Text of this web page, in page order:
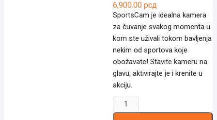
6,900.00 рсд
SportsCam je idealna kamera
za čuvanje svakog momenta u
kom ste uživali tokom bavljenja
nekim od sportova koje
obožavate! Stavite kameru na
glavu, aktivirajte je i krenite u
akciju.
Kamera
sports